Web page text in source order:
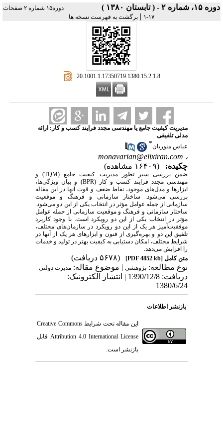
دوره ۱۵، شماره ۲ - ( تابستان ۱۳۸۰ )
دوره۱۵ شماره ۲ صفحات
۱۷-۱
| برگشت به فهرست نسخه ها
‎ 20.1001.1.17350719.1380.15.2.1.8
مدیریت کیفیت جامع یا مهندسی مجدد فرایند کسب و کار: ارائه
مدلی تلفیقی
عباس منوریان*
، monavarian@elixiran.com
چکیده:
(۱۶۴۰۹ مشاهده)
ضمن بررسی سیر تطور مدیریت کیفیت جامع (TQM) و
مهندسی مجدد فرایند کسب و کار (BPR) و بیان ویژگی‌ها،
ابزارها و مدل‌های موجود، نقاط ضعف و قوت آنها در این مقاله
بررسی می‌شود. ساختار سازمانی و فرهنگ و موقعیت
سازمانی از جمله عوامل مؤثر در انتخاب یکی از این دو می‌شود.
ساختار سازمانی و فرهنگ و موقعیت سازمانی از جمله عوامل
مؤثر در انتخاب یکی از این دو رویکرد است. با وجود کاربرد
موفقیت‌آمیز هر یک از این دو رویکرد در سازمان‌های مختلف،
تلفیق این دو و بهره‌گیری از فنون و ابزارهای هر یک از آنها در
شرایط مختلف، امکان دستیابی به کیفیت بهتر در تولید و خدمات
را افزایش می‌دهد.
متن کامل [PDF 4852 kb]
(۵۶۷۸ دریافت)
نوع مطالعه: پژوهشي| موضوع مقاله: مدیرت دولتی
دریافت: 1390/12/8 | انتشار الکترونیک:
1380/6/24
بازنشر اطلاعات
این مقاله تحت شرایطCreative Commons
Attribution 4.0 International License قابل
بازنشر است.